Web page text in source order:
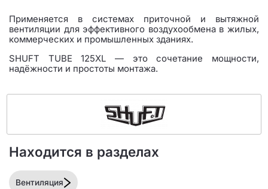
Применяется в системах приточной и вытяжной
вентиляции для эффективного воздухообмена в жилых,
коммерческих и промышленных зданиях.
SHUFT TUBE 125XL — это сочетание мощности,
надёжности и простоты монтажа.
Находится в разделах
Вентиляция